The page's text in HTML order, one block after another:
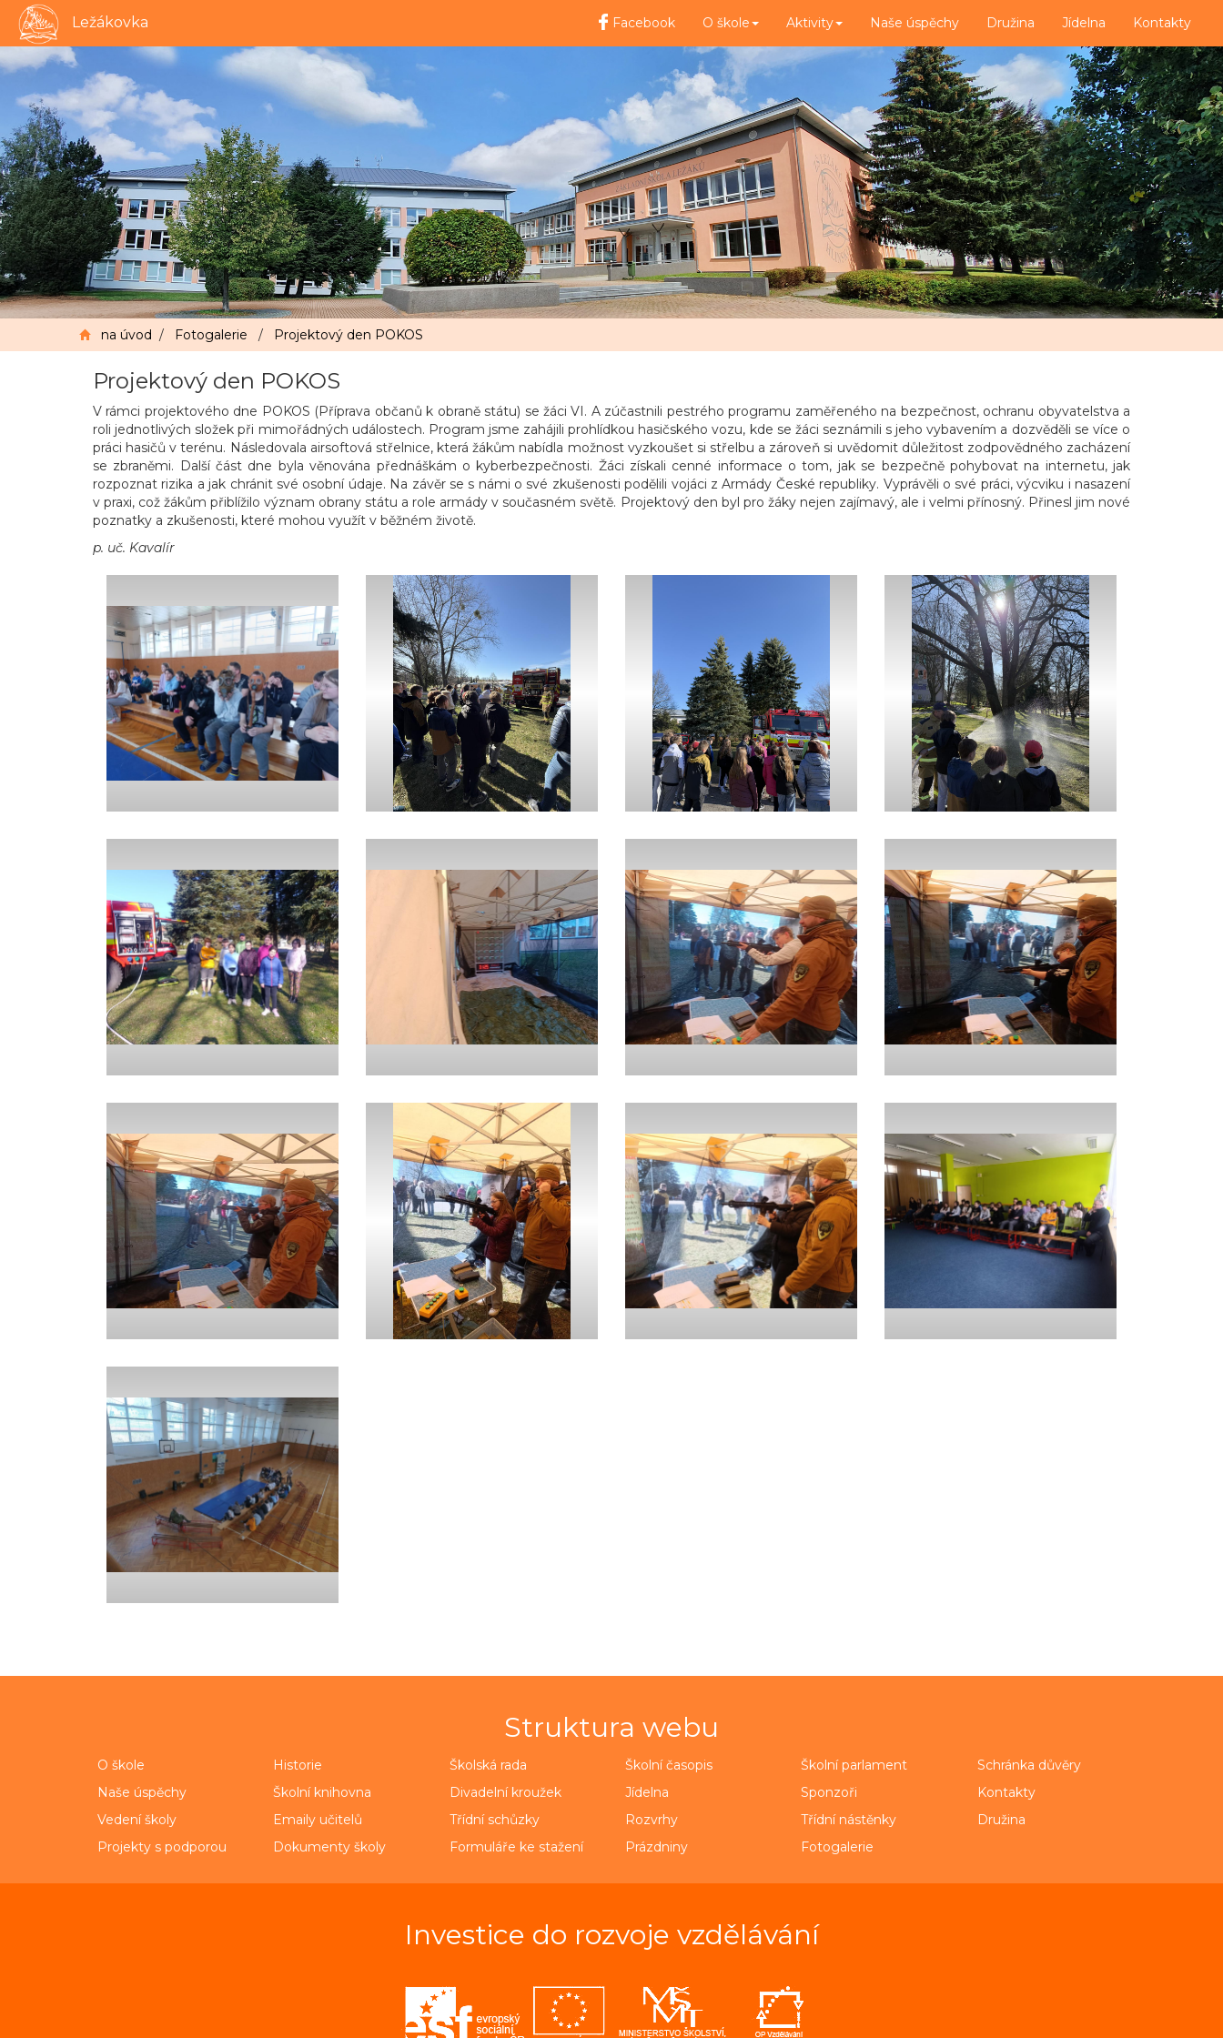
Ležákovka Facebook O škole Aktivity Naše úspěchy Družina Jídelna Kontakty
na úvod / Fotogalerie / Projektový den POKOS
Projektový den POKOS
V rámci projektového dne POKOS (Příprava občanů k obraně státu) se žáci VI. A zúčastnili pestrého programu zaměřeného na bezpečnost, ochranu obyvatelstva a
roli jednotlivých složek při mimořádných událostech. Program jsme zahájili prohlídkou hasičského vozu, kde se žáci seznámili s jeho vybavením a dozvěděli se více o
práci hasičů v terénu. Následovala airsoftová střelnice, která žákům nabídla možnost vyzkoušet si střelbu a zároveň si uvědomit důležitost zodpovědného zacházení
se zbraněmi. Další část dne byla věnována přednáškám o kyberbezpečnosti. Žáci získali cenné informace o tom, jak se bezpečně pohybovat na internetu, jak
rozpoznat rizika a jak chránit své osobní údaje. Na závěr se s námi o své zkušenosti podělili vojáci z Armády České republiky. Vyprávěli o své práci, výcviku i nasazení
v praxi, což žákům přiblížilo význam obrany státu a role armády v současném světě. Projektový den byl pro žáky nejen zajímavý, ale i velmi přínosný. Přinesl jim nové
poznatky a zkušenosti, které mohou využít v běžném životě.
p. uč. Kavalír
Struktura webu
O škole Historie Školská rada Školní časopis Školní parlament
Schránka důvěry
Naše úspěchy
Školní knihovna Divadelní kroužek Jídelna Sponzoři
Kontakty
Vedení školy
Emaily učitelů Třídní schůzky Rozvrhy Třídní nástěnky
Družina
Projekty s podporou
Dokumenty školy Formuláře ke stažení Prázdniny Fotogalerie
Investice do rozvoje vzdělávání